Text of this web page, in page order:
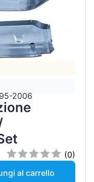
2006
(0)
al carrello